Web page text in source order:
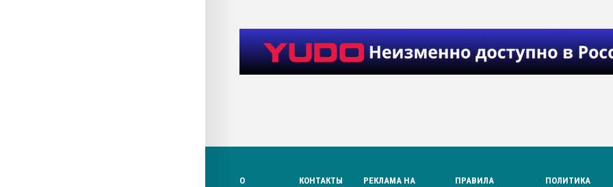
О
КОНТАКТЫ
РЕКЛАМА НА
ПРАВИЛА
ПОЛИТИКА